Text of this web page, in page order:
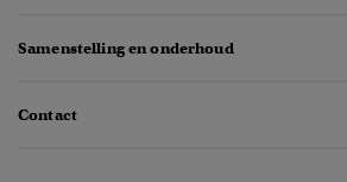
Samenstelling en onderhoud
Contact